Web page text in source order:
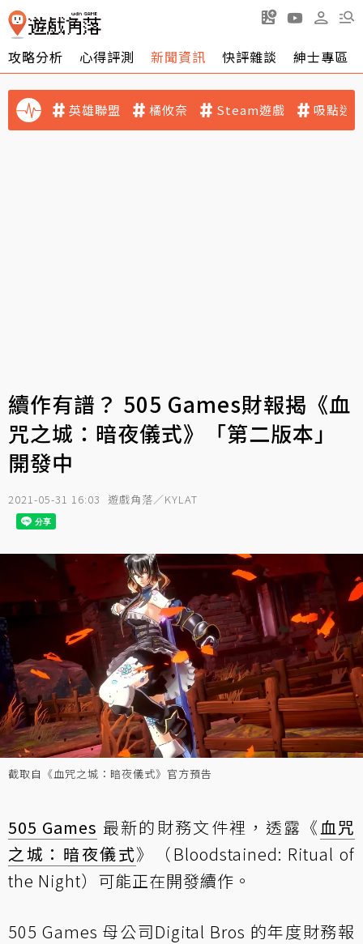
攻略分析 心得評測 新聞資訊 快評雜談 紳士專區
英雄聯盟 橘攸奈 Steam遊戲 吸點迷
續作有譜？ 505 Games財報揭《血
咒之城：暗夜儀式》「第二版本」
開發中
2021-05-31 16:03 遊戲角落／KYLAT
截取自《血咒之城：暗夜儀式》官方預告
505 Games 最新的財務文件裡，透露《血咒
之城：暗夜儀式》（Bloodstained: Ritual of
the Night）可能正在開發續作。
505 Games 母公司Digital Bros 的年度財務報